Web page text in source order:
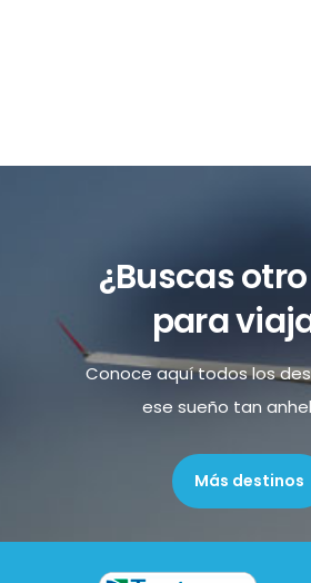
¿Buscas
para
Conoce aquí todos los
ese sueño tan
Más destinos